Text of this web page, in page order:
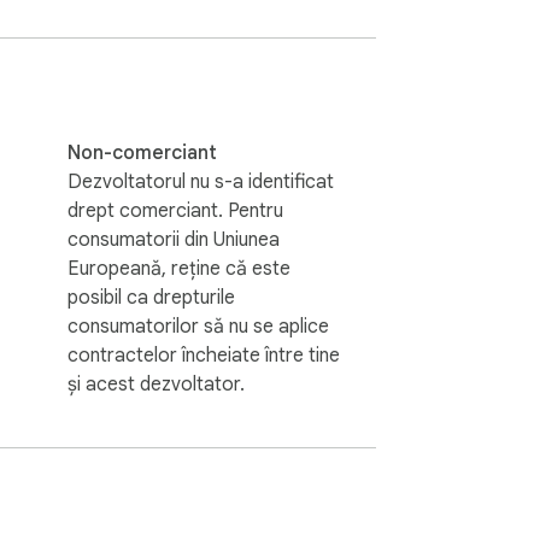
way to get there. Whether you are
Non-comerciant
Dezvoltatorul nu s-a identificat
drept comerciant. Pentru
consumatorii din Uniunea
Europeană, reține că este
posibil ca drepturile
consumatorilor să nu se aplice
contractelor încheiate între tine
și acest dezvoltator.